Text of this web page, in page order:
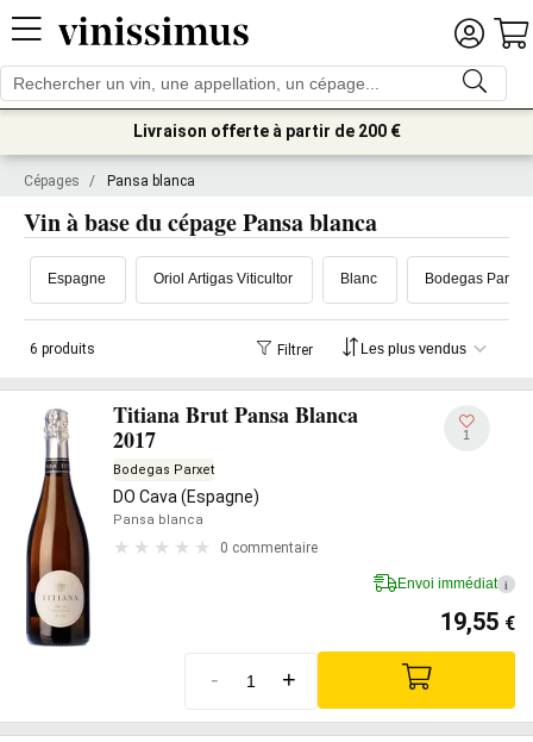
Livraison offerte à partir de 200 €
Cépages / Pansa blanca
Vin à base du cépage Pansa blanca
Espagne Oriol Artigas Viticultor Blanc Bodegas Parxet
6 produits Filtrer
Titiana Brut Pansa Blanca
2017
Bodegas Parxet
DO Cava (Espagne)
Pansa blanca
0 commentaire
1
Envoi immédiat i
19,55 €
- +